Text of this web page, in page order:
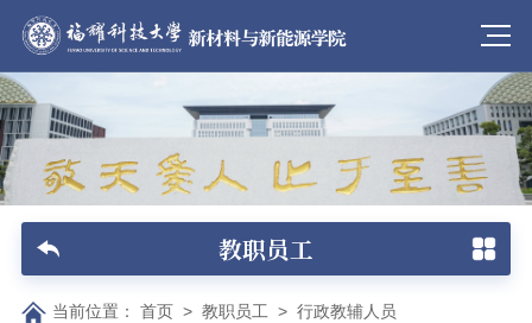
教职员工
当前位置： 首页> 教职员工 > 行政教辅人员